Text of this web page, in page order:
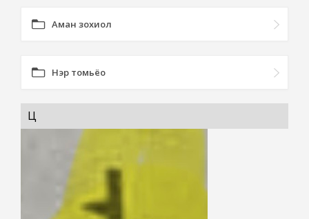
Аман зохиол
Нэр томьёо
Ц